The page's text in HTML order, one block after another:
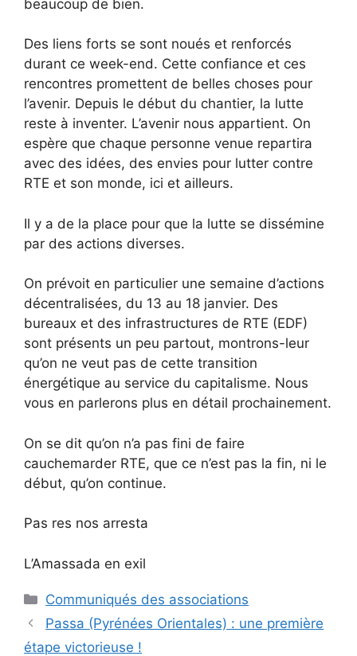
beaucoup de bien.
Des liens forts se sont noués et renforcés
durant ce week-end. Cette confiance et ces
rencontres promettent de belles choses pour
l’avenir. Depuis le début du chantier, la lutte
reste à inventer. L’avenir nous appartient. On
espère que chaque personne venue repartira
avec des idées, des envies pour lutter contre
RTE et son monde, ici et ailleurs.
Il y a de la place pour que la lutte se dissémine
par des actions diverses.
On prévoit en particulier une semaine d’actions
décentralisées, du 13 au 18 janvier. Des
bureaux et des infrastructures de RTE (EDF)
sont présents un peu partout, montrons-leur
qu’on ne veut pas de cette transition
énergétique au service du capitalisme. Nous
vous en parlerons plus en détail prochainement.
On se dit qu’on n’a pas fini de faire
cauchemarder RTE, que ce n’est pas la fin, ni le
début, qu’on continue.
Pas res nos arresta
L’Amassada en exil
Catégories
Communiqués des associations
Passa (Pyrénées Orientales) : une première
étape victorieuse !